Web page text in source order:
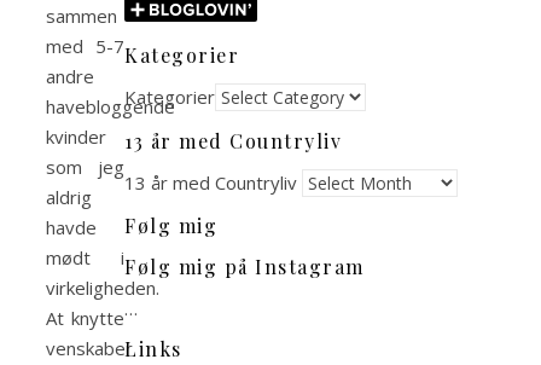
sammen
med 5-7
andre
havebloggende
kvinder
som jeg
aldrig
havde
mødt i
virkeligheden.
At knytte
venskaber
Kategorier
Kategorier
13 år med Countryliv
13 år med Countryliv
Følg mig
Følg mig på Instagram
…
Links